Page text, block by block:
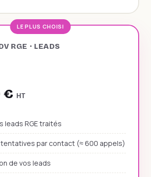
LE PLUS CHOISI
RGE · LEADS
€ HT
leads RGE traités
tentatives par contact (≈ 600 appels)
de vos leads